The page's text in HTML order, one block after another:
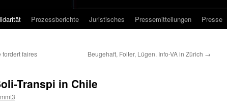
Prozessberichte Juristisches Pressemitteilungen Presse
fordert faires
Beugehaft, Folter, Lügen. Info-VA in Zürich →
Transpi in Chile